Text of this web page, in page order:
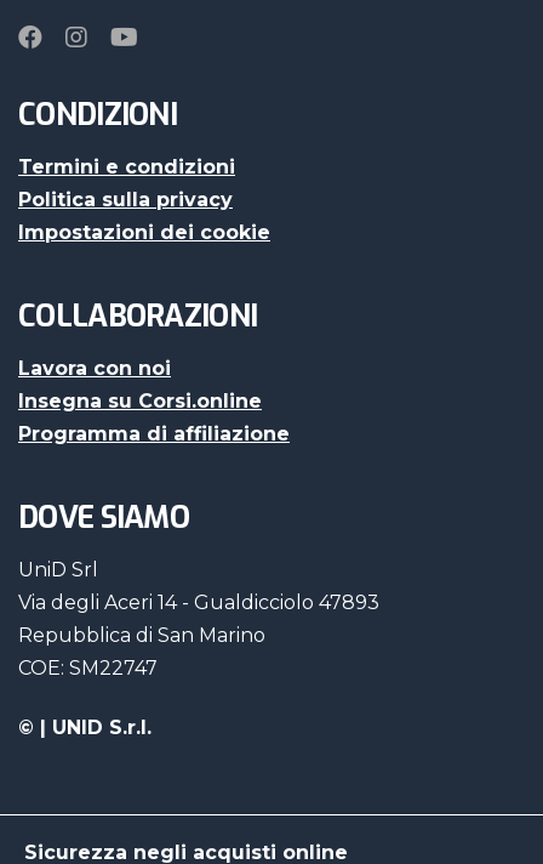
CONDIZIONI
Termini e condizioni
Politica sulla privacy
Impostazioni dei cookie
COLLABORAZIONI
Lavora con noi
Insegna su Corsi.online
Programma di affiliazione
DOVE SIAMO
UniD Srl
Via degli Aceri 14 - Gualdicciolo 47893
Repubblica di San Marino
COE: SM22747
© | UNID S.r.l.
Sicurezza negli acquisti online